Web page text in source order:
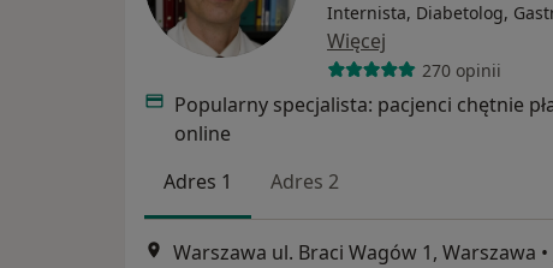
Internista, Diabetolog,
Więcej
270 opinii
Popularny specjalista: pacjenci chętnie
online
Adres 1
Adres 2
Warszawa ul. Braci Wagów 1, Warszawa •